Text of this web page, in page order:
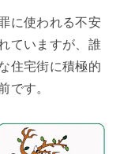
に使われる不安
ていますが、誰
住宅街に積極的
です。